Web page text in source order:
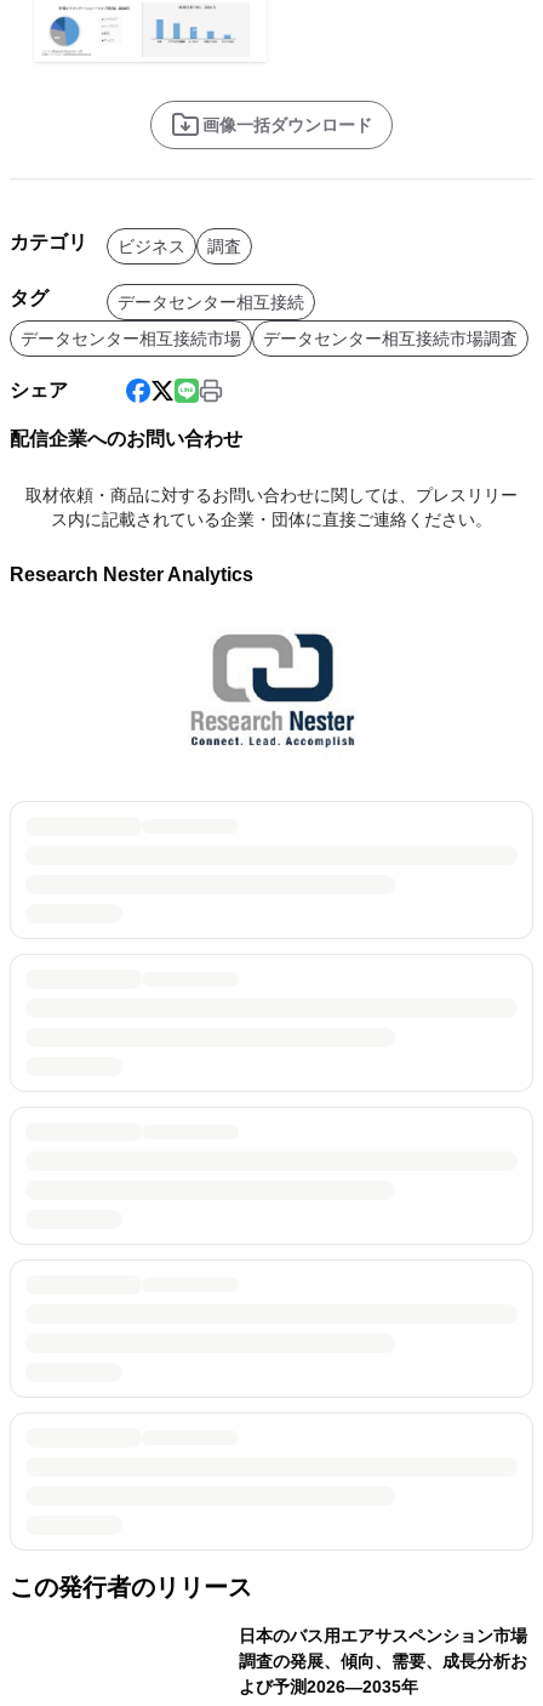
画像一括ダウンロード
カテゴリ ビジネス 調査
タグ
データセンター相互接続
データセンター相互接続市場
データセンター相互接続市場調査
シェア
配信企業へのお問い合わせ
取材依頼・商品に対するお問い合わせに関しては、プレスリリー
ス内に記載されている企業・団体に直接ご連絡ください。
Research Nester Analytics
この発行者のリリース
日本のバス用エアサスペンション市場
調査の発展、傾向、需要、成長分析お
よび予測2026―2035年